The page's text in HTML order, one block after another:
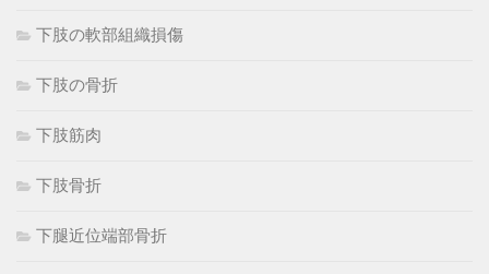
下肢の軟部組織損傷
下肢の骨折
下肢筋肉
下肢骨折
下腿近位端部骨折